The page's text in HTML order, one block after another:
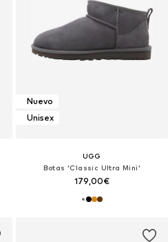
Nuevo
Unisex
UGG
Botas 'Classic Ultra Mini'
179,00€